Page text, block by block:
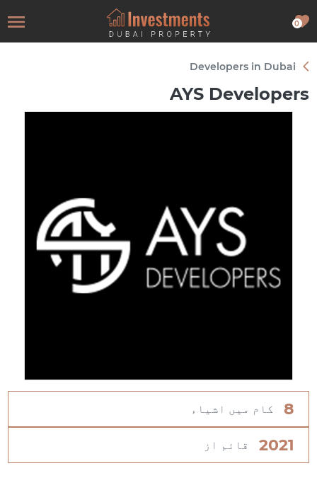
0
Developers in Dubai
AYS Developers
8 کام میں اشیاء
2021 قائم از